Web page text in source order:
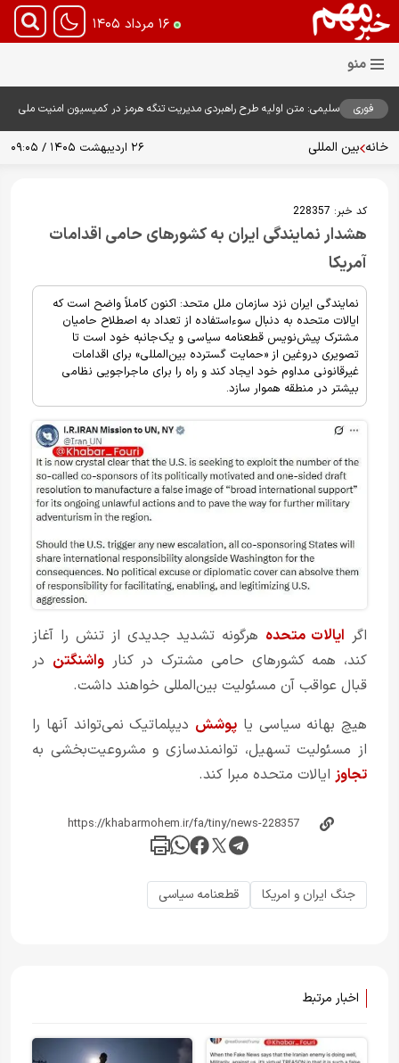
۱۶ مرداد ۱۴۰۵
فوری
سلیمی: متن اولیه طرح راهبردی مدیریت تنگه هرمز در کمیسیون امنیت ملی
خانه بین المللی ۲۶ اردیبهشت ۱۴۰۵ / ۰۹:۰۵
کد خبر: 228357
هشدار نمایندگی ایران به کشورهای حامی اقدامات
آمریکا
نمایندگی ایران نزد سازمان ملل متحد: اکنون کاملاً واضح است که
ایالات متحده به دنبال سوءاستفاده از تعداد به اصطلاح حامیان
مشترک پیش‌نویس قطعنامه سیاسی و یک‌جانبه خود است تا
تصویری دروغین از «حمایت گسترده بین‌المللی» برای اقدامات
غیرقانونی مداوم خود ایجاد کند و راه را برای ماجراجویی نظامی
بیشتر در منطقه هموار سازد.
اگر ایالات متحده هرگونه تشدید جدیدی از تنش را آغاز
کند، همه کشورهای حامی مشترک در کنارواشنگتن در
قبال عواقب آن مسئولیت بین‌المللی خواهند داشت.
هیچ بهانه سیاسی یا پوشش دیپلماتیک نمی‌تواند آنها را
از مسئولیت تسهیل، توانمندسازی و مشروعیت‌بخشی به
تجاوز ایالات متحده مبرا کند.
جنگ ایران و امریکا قطعنامه سیاسی
اخبار مرتبط